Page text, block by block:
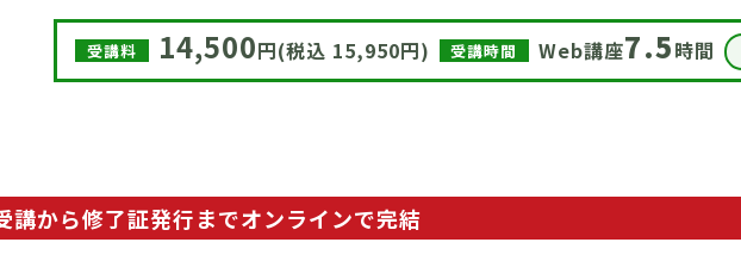
受講料 14,500円(税込 15,950円) 受講時間 Web講座7.5時間
講から修了証発行までオンラインで完結